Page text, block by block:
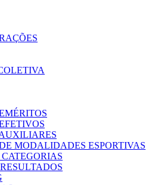
MODALIDADES ESPORTIVAS